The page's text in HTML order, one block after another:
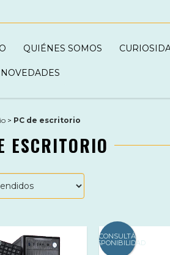
QUIÉNES SOMOS
NOVEDADES
> PC de escritorio
ESCRITORIO
CONSULTÁ
DISPONIBILIDAD